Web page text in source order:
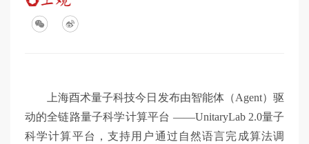
上海酉术量子科技今日发布由智能体（Agent）驱
动的全链路量子科学计算平台 ——UnitaryLab 2.0量子
科学计算平台，支持用户通过自然语言完成算法调